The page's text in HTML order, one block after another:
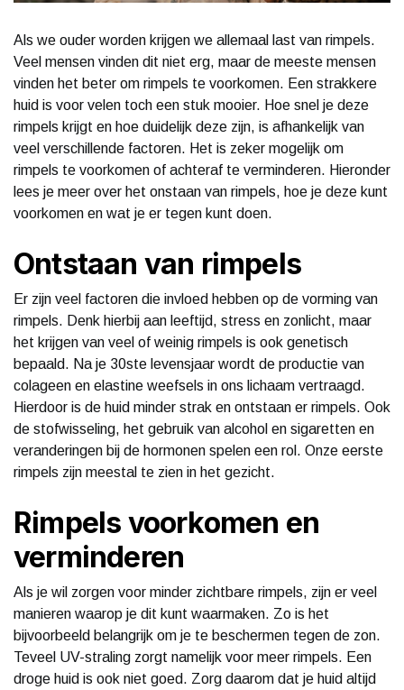
Als we ouder worden krijgen we allemaal last van rimpels.
Veel mensen vinden dit niet erg, maar de meeste mensen
vinden het beter om rimpels te voorkomen. Een strakkere
huid is voor velen toch een stuk mooier. Hoe snel je deze
rimpels krijgt en hoe duidelijk deze zijn, is afhankelijk van
veel verschillende factoren. Het is zeker mogelijk om
rimpels te voorkomen of achteraf te verminderen. Hieronder
lees je meer over het onstaan van rimpels, hoe je deze kunt
voorkomen en wat je er tegen kunt doen.
Ontstaan van rimpels
Er zijn veel factoren die invloed hebben op de vorming van
rimpels. Denk hierbij aan leeftijd, stress en zonlicht, maar
het krijgen van veel of weinig rimpels is ook genetisch
bepaald. Na je 30ste levensjaar wordt de productie van
colageen en elastine weefsels in ons lichaam vertraagd.
Hierdoor is de huid minder strak en ontstaan er rimpels. Ook
de stofwisseling, het gebruik van alcohol en sigaretten en
veranderingen bij de hormonen spelen een rol. Onze eerste
rimpels zijn meestal te zien in het gezicht.
Rimpels voorkomen en
verminderen
Als je wil zorgen voor minder zichtbare rimpels, zijn er veel
manieren waarop je dit kunt waarmaken. Zo is het
bijvoorbeeld belangrijk om je te beschermen tegen de zon.
Teveel UV-straling zorgt namelijk voor meer rimpels. Een
droge huid is ook niet goed. Zorg daarom dat je huid altijd